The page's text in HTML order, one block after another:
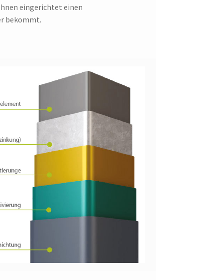
eingerichtet einen
bekommt.